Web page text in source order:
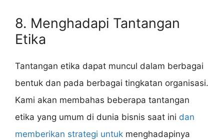
8. Menghadapi Tantangan
Etika
Tantangan etika dapat muncul dalam berbagai
bentuk dan pada berbagai tingkatan organisasi.
Kami akan membahas beberapa tantangan
etika yang umum di dunia bisnis saat ini dan
memberikan strategi untuk menghadapinya